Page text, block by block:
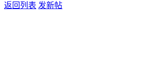
返回列表 发新帖